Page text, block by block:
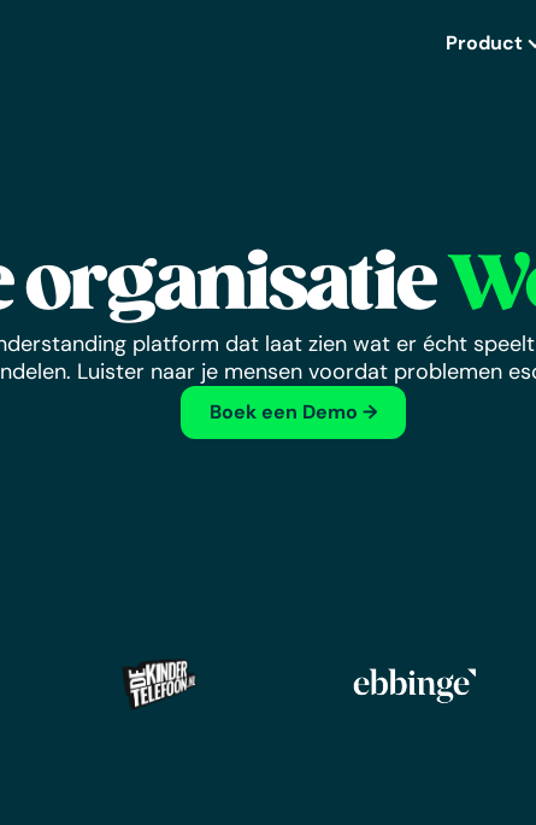
Product
organisatie
platform dat laat zien wat er écht
Luister naar je mensen voordat problemen
Boek een Demo →